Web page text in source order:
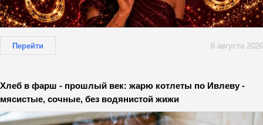
Перейти 6 августа 2026
Хлеб в фарш - прошлый век: жарю котлеты по Ивлеву -
мясистые, сочные, без водянистой жижи